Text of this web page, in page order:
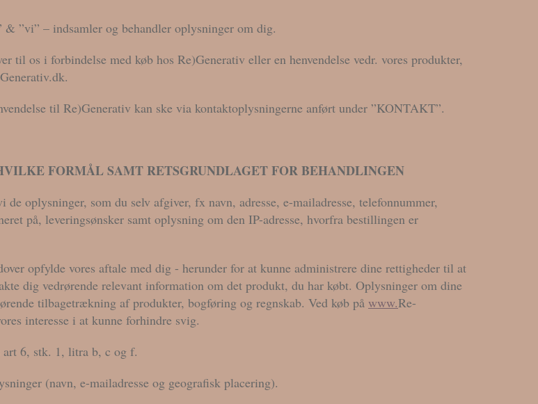
”vi” – indsamler og behandler oplysninger om dig.
til os i forbindelse med køb hos Re)Generativ eller en henvendelse vedr. vores produkter,
til Re)Generativ kan ske via kontaktoplysningerne anført under ”KONTAKT”.
FORMÅL SAMT RETSGRUNDLAGET FOR BEHANDLINGEN
oplysninger, som du selv afgiver, fx navn, adresse, e-mailadresse, telefonnummer,
på, leveringsønsker samt oplysning om den IP-adresse, hvorfra bestillingen er
opfylde vores aftale med dig - herunder for at kunne administrere dine rettigheder til at
dig vedrørende relevant information om det produkt, du har købt. Oplysninger om dine
tilbagetrækning af produkter, bogføring og regnskab. Ved køb på www.Re-
interesse i at kunne forhindre svig.
art 6, stk. 1, litra b, c og f.
(navn, e-mailadresse og geografisk placering).